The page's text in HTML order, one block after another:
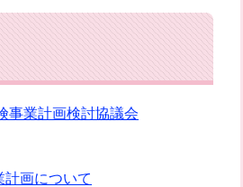
事業計画検討協議会
画について